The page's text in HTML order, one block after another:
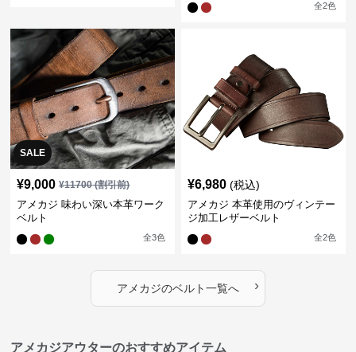
全2色
SALE
¥9,000 ¥11700(割引前)
アメカジ 味わい深い本革ワーク
ベルト
全3色
¥6,980 (税込)
アメカジ 本革使用のヴィンテー
ジ加工レザーベルト
全2色
アメカジのベルト一覧へ ›
アメカジアウターのおすすめアイテム